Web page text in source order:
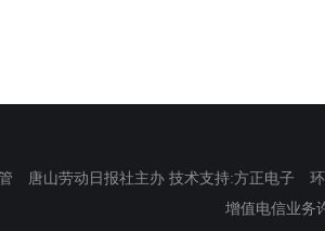
唐山劳动日报社主办 技术支持:方正电子
增值电信业务